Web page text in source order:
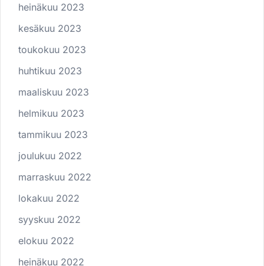
heinäkuu 2023
kesäkuu 2023
toukokuu 2023
huhtikuu 2023
maaliskuu 2023
helmikuu 2023
tammikuu 2023
joulukuu 2022
marraskuu 2022
lokakuu 2022
syyskuu 2022
elokuu 2022
heinäkuu 2022